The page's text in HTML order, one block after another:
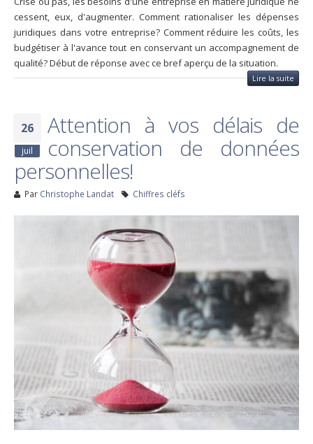
cessent, eux, d'augmenter. Comment rationaliser les dépenses
juridiques dans votre entreprise? Comment réduire les coûts, les
budgétiser à l'avance tout en conservant un accompagnement de
qualité? Début de réponse avec ce bref aperçu de la situation.
Lire la suite
26
juil
Attention à vos délais de
conservation de données
personnelles!
Par Christophe Landat Chiffres cléfs